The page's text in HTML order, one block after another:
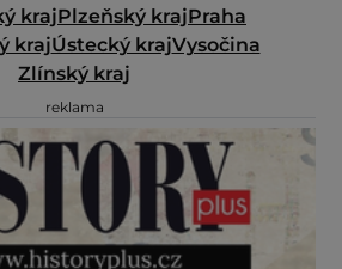
krajPlzeňský krajPraha
krajÚstecký krajVysočina
Zlínský kraj
reklama